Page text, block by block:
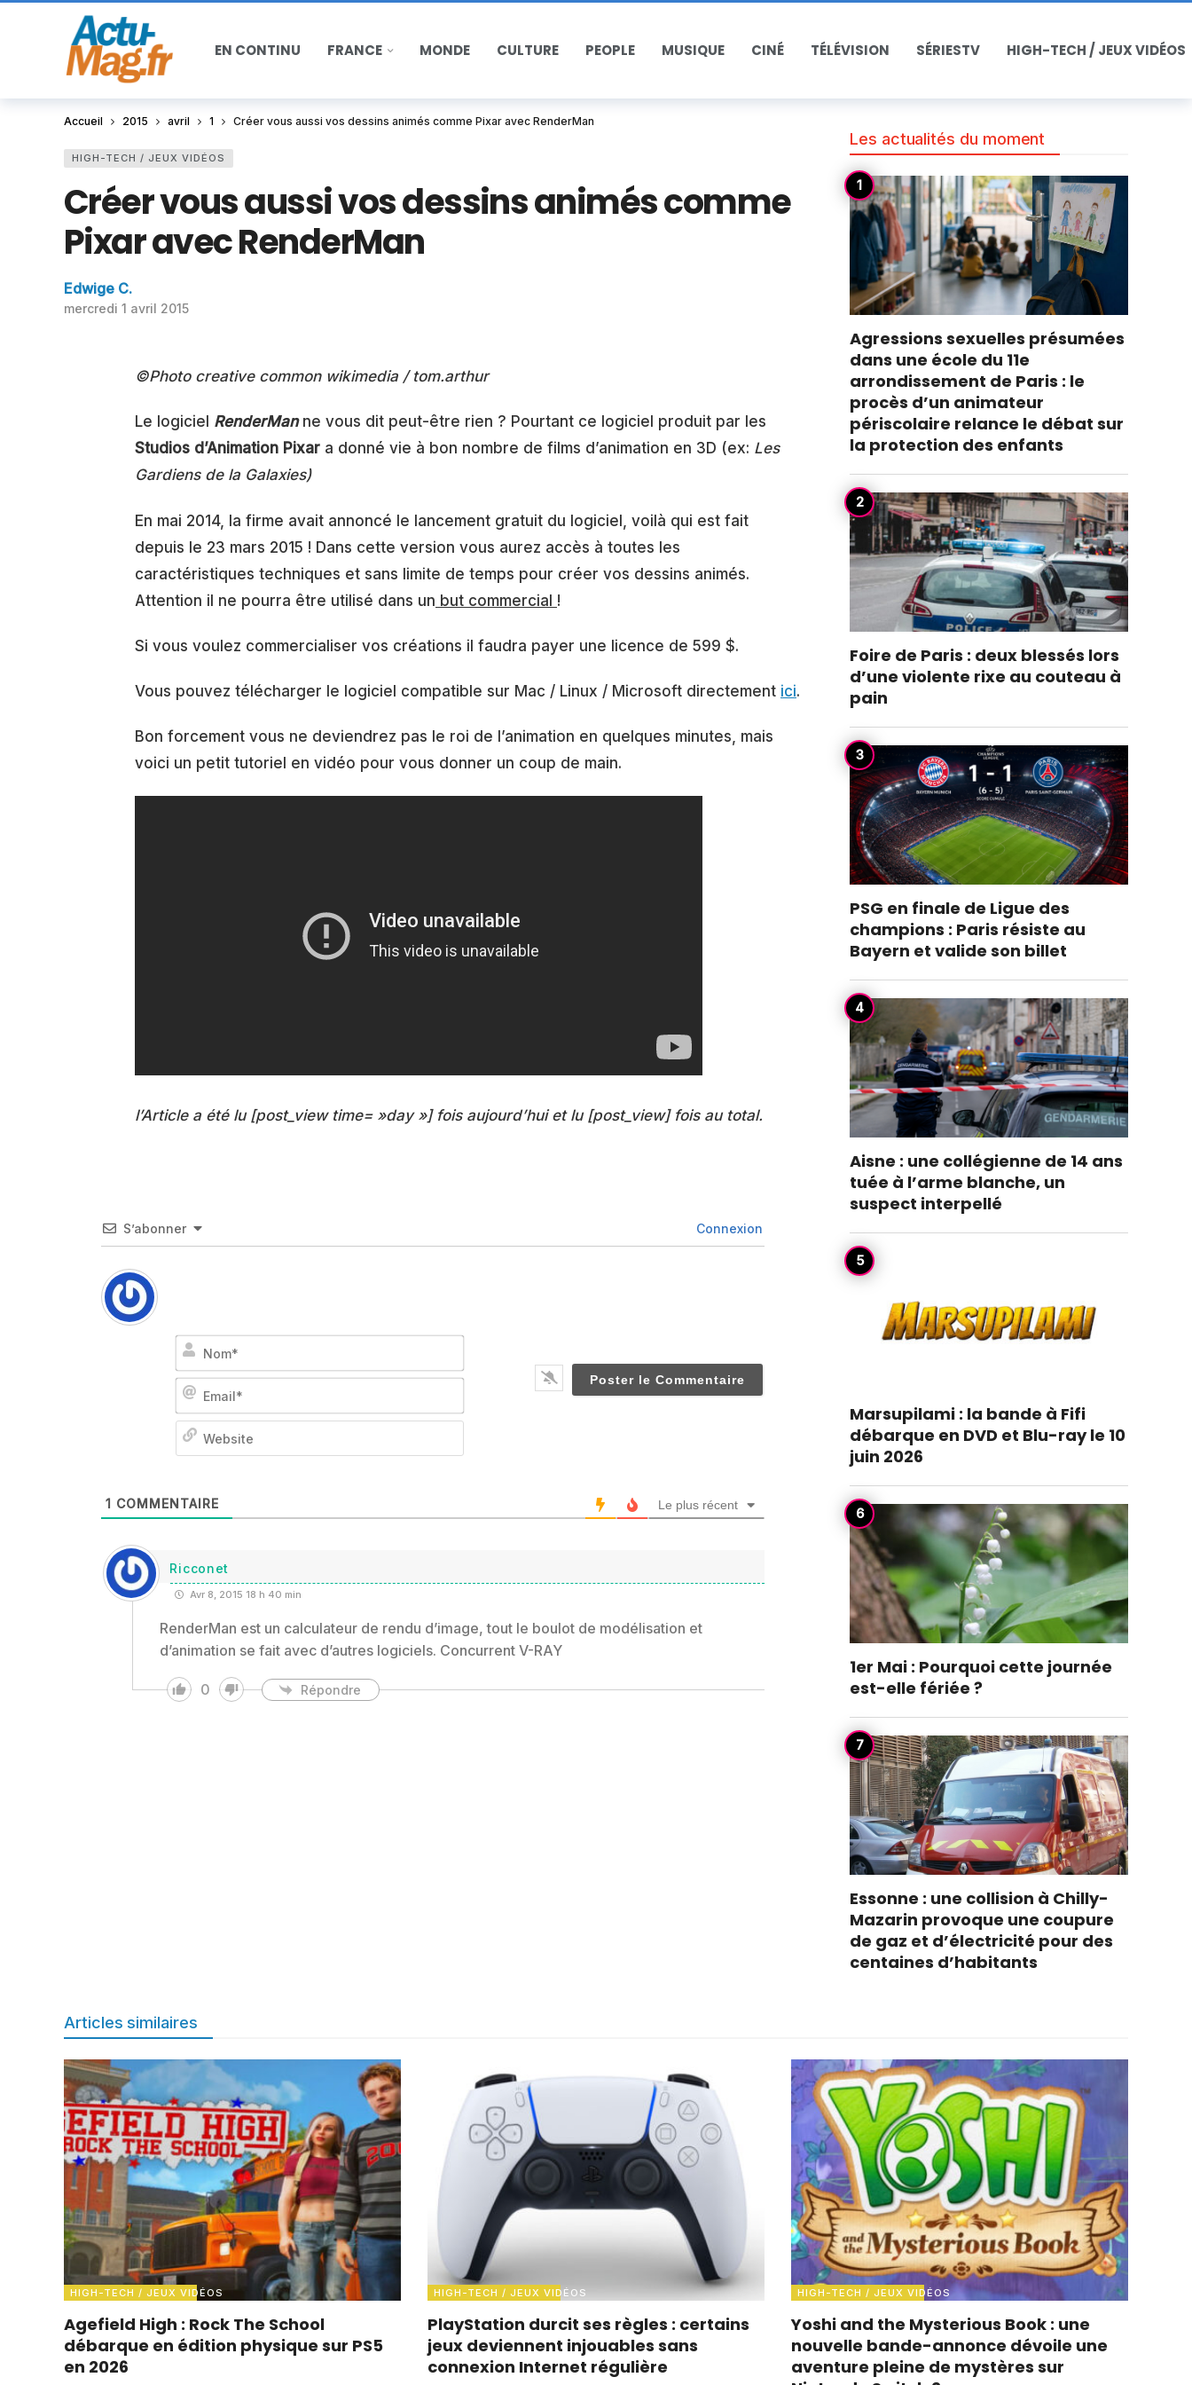
EN CONTINU FRANCE MONDE CULTURE PEOPLE MUSIQUE CINÉ TÉLÉVISION SÉRIESTV HIGH-TECH / JEUX VIDÉOS
Accueil 2015 avril 1 Créer vous aussi vos dessins animés comme Pixar avec RenderMan
HIGH-TECH / JEUX VIDÉOS
Créer vous aussi vos dessins animés comme
Pixar avec RenderMan
Edwige C.
mercredi 1 avril 2015
©Photo creative common wikimedia / tom.arthur
Le logiciel RenderMan ne vous dit peut-être rien ? Pourtant ce logiciel produit par les
Studios d’Animation Pixar a donné vie à bon nombre de films d’animation en 3D (ex: Les
Gardiens de la Galaxies)
En mai 2014, la firme avait annoncé le lancement gratuit du logiciel, voilà qui est fait
depuis le 23 mars 2015 ! Dans cette version vous aurez accès à toutes les
caractéristiques techniques et sans limite de temps pour créer vos dessins animés.
Attention il ne pourra être utilisé dans un but commercial !
Si vous voulez commercialiser vos créations il faudra payer une licence de 599 $.
Vous pouvez télécharger le logiciel compatible sur Mac / Linux / Microsoft directement ici.
Bon forcement vous ne deviendrez pas le roi de l’animation en quelques minutes, mais
voici un petit tutoriel en vidéo pour vous donner un coup de main.
l’Article a été lu [post_view time= »day »] fois aujourd’hui et lu [post_view] fois au total.
S’abonner Connexion
Nom*
Email*
Website
1 COMMENTAIRE Le plus récent
Ricconet
Avr 8, 2015 18 h 40 min
RenderMan est un calculateur de rendu d’image, tout le boulot de modélisation et
d’animation se fait avec d’autres logiciels. Concurrent V-RAY
0 Répondre
Les actualités du moment
Agressions sexuelles présumées
dans une école du 11e
arrondissement de Paris : le
procès d’un animateur
périscolaire relance le débat sur
la protection des enfants
Foire de Paris : deux blessés lors
d’une violente rixe au couteau à
pain
PSG en finale de Ligue des
champions : Paris résiste au
Bayern et valide son billet
Aisne : une collégienne de 14 ans
tuée à l’arme blanche, un
suspect interpellé
Marsupilami : la bande à Fifi
débarque en DVD et Blu-ray le 10
juin 2026
1er Mai : Pourquoi cette journée
est-elle fériée ?
Essonne : une collision à Chilly-
Mazarin provoque une coupure
de gaz et d’électricité pour des
centaines d’habitants
Articles similaires
HIGH-TECH / JEUX VIDÉOS
Agefield High : Rock The School
débarque en édition physique sur PS5
en 2026
HIGH-TECH / JEUX VIDÉOS
PlayStation durcit ses règles : certains
jeux deviennent injouables sans
connexion Internet régulière
HIGH-TECH / JEUX VIDÉOS
Yoshi and the Mysterious Book : une
nouvelle bande-annonce dévoile une
aventure pleine de mystères sur